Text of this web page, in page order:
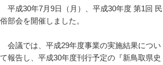
平成30年7月9日（月）、平成30年度 第1回 民
俗部会を開催しました。
会議では、平成29年度事業の実施結果につい
て報告し、平成30年度刊行予定の『新鳥取県史